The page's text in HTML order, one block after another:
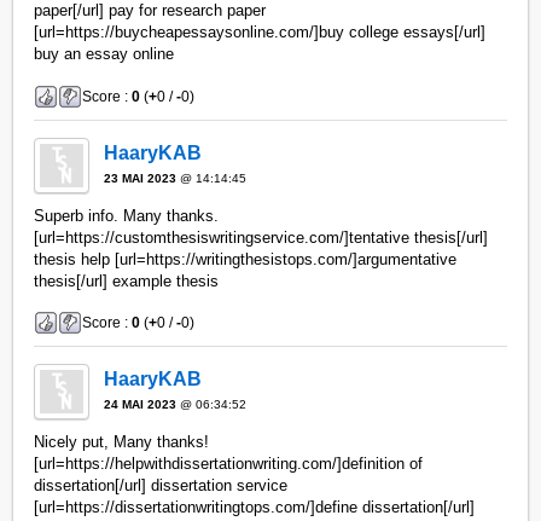
paper[/url] pay for research paper
[url=https://buycheapessaysonline.com/]buy college essays[/url]
buy an essay online
Score :0 (+0 /-0)
HaaryKAB
23 MAI 2023 @ 14:14:45
Superb info. Many thanks.
[url=https://customthesiswritingservice.com/]tentative thesis[/url]
thesis help [url=https://writingthesistops.com/]argumentative
thesis[/url] example thesis
Score :0 (+0 /-0)
HaaryKAB
24 MAI 2023 @ 06:34:52
Nicely put, Many thanks!
[url=https://helpwithdissertationwriting.com/]definition of
dissertation[/url] dissertation service
[url=https://dissertationwritingtops.com/]define dissertation[/url]